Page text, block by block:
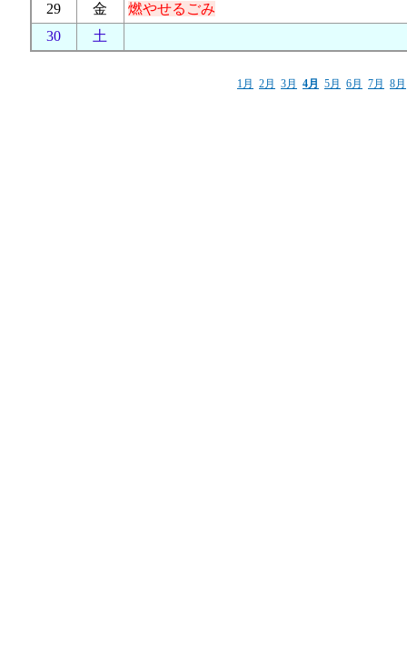
29
金
燃やせるごみ
30
土
1月 2月 3月 4月 5月 6月 7月 8月